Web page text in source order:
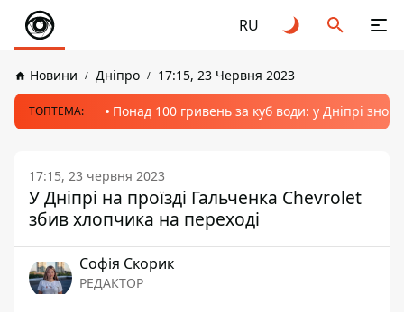
RU
Новини Дніпро 17:15, 23 Червня 2023
ТОПТЕМА: Понад 100 гривень за куб води: у Дніпрі
17:15, 23 червня 2023
У Дніпрі на проїзді Гальченка Chevrolet
збив хлопчика на переході
Софія Скорик
РЕДАКТОР